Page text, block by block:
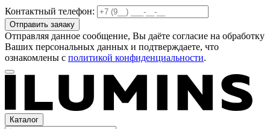
Контактный телефон:
Отправляя данное сообщение, Вы даёте согласие на обработку
Ваших персональных данных и подтверждаете, что
ознакомлены с политикой конфиденциальности.
Каталог